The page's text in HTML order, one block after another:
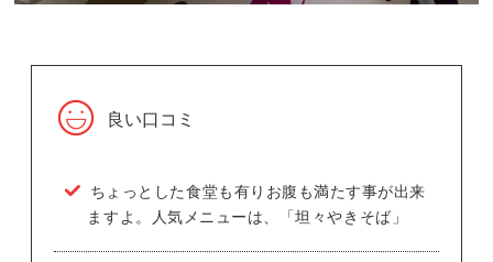
良い口コミ
ちょっとした食堂も有りお腹も満たす事が出来
ますよ。人気メニューは、「坦々やきそば」